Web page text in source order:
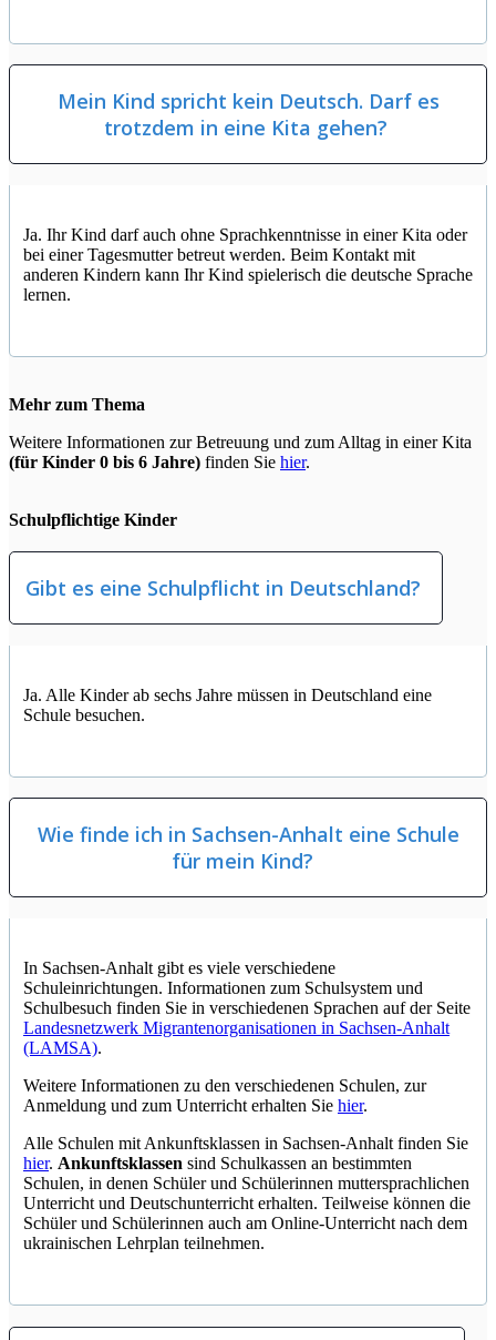
Mein Kind spricht kein Deutsch. Darf es
trotzdem in eine Kita gehen?
Ja. Ihr Kind darf auch ohne Sprachkenntnisse in einer Kita oder
bei einer Tagesmutter betreut werden. Beim Kontakt mit
anderen Kindern kann Ihr Kind spielerisch die deutsche Sprache
lernen.
Mehr zum Thema
Weitere Informationen zur Betreuung und zum Alltag in einer Kita
(für Kinder 0 bis 6 Jahre) finden Sie hier.
Schulpflichtige Kinder
Gibt es eine Schulpflicht in Deutschland?
Ja. Alle Kinder ab sechs Jahre müssen in Deutschland eine
Schule besuchen.
Wie finde ich in Sachsen-Anhalt eine Schule
für mein Kind?
In Sachsen-Anhalt gibt es viele verschiedene
Schuleinrichtungen. Informationen zum Schulsystem und
Schulbesuch finden Sie in verschiedenen Sprachen auf der Seite
Landesnetzwerk Migrantenorganisationen in Sachsen-Anhalt
(LAMSA).
Weitere Informationen zu den verschiedenen Schulen, zur
Anmeldung und zum Unterricht erhalten Sie hier.
Alle Schulen mit Ankunftsklassen in Sachsen-Anhalt finden Sie
hier. Ankunftsklassen sind Schulkassen an bestimmten
Schulen, in denen Schüler und Schülerinnen muttersprachlichen
Unterricht und Deutschunterricht erhalten. Teilweise können die
Schüler und Schülerinnen auch am Online-Unterricht nach dem
ukrainischen Lehrplan teilnehmen.